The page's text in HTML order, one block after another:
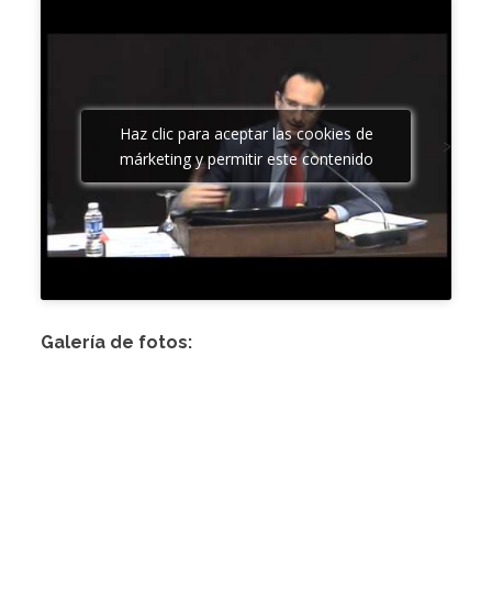
>
Haz clic para aceptar las cookies de
márketing y permitir este contenido
Galería de fotos: